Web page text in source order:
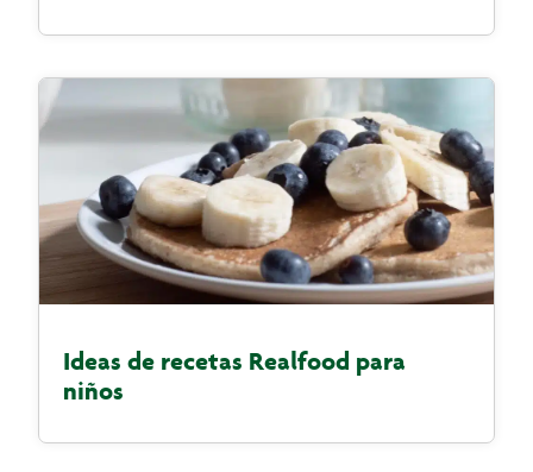
Ideas de recetas Realfood para
niños